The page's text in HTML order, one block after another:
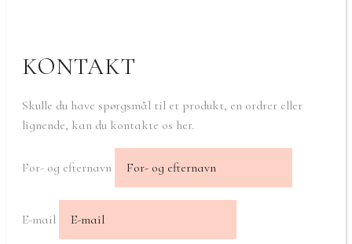
KONTAKT
Skulle du have spørgsmål til et produkt, en ordrer eller
lignende, kan du kontakte os her.
For- og efternavn
E-mail